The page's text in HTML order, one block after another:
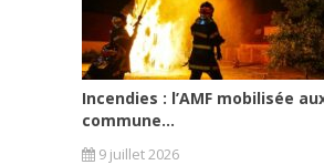
Incendies : l’AMF mobilisée
commune...
9 juillet 2026